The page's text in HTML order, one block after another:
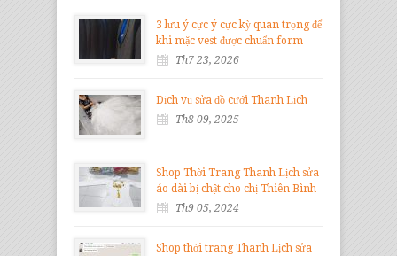
3 lưu ý cực ý cực kỳ quan trọng để
khi mặc vest được chuẩn form
Th7 23, 2026
Dịch vụ sửa đồ cưới Thanh Lịch
Th8 09, 2025
Shop Thời Trang Thanh Lịch sửa
áo dài bị chật cho chị Thiên Bình
Th9 05, 2024
Shop thời trang Thanh Lịch sửa